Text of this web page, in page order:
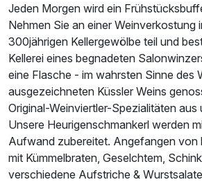
Für 2 Tage
Jeden Morgen wird ein
Nehmen Sie an einer Weinverkostung
300jährigen Kellergewölbe teil und
Kellerei eines begnadeten
eine Flasche - im wahrsten Sinne des
ausgezeichneten Küssler Weins
Original-Weinviertler-Spezialitäten aus
Unsere Heurigenschmankerl werden
Aufwand zubereitet. Angefangen von
mit Kümmelbraten, Geselchtem,
verschiedene Aufstriche &